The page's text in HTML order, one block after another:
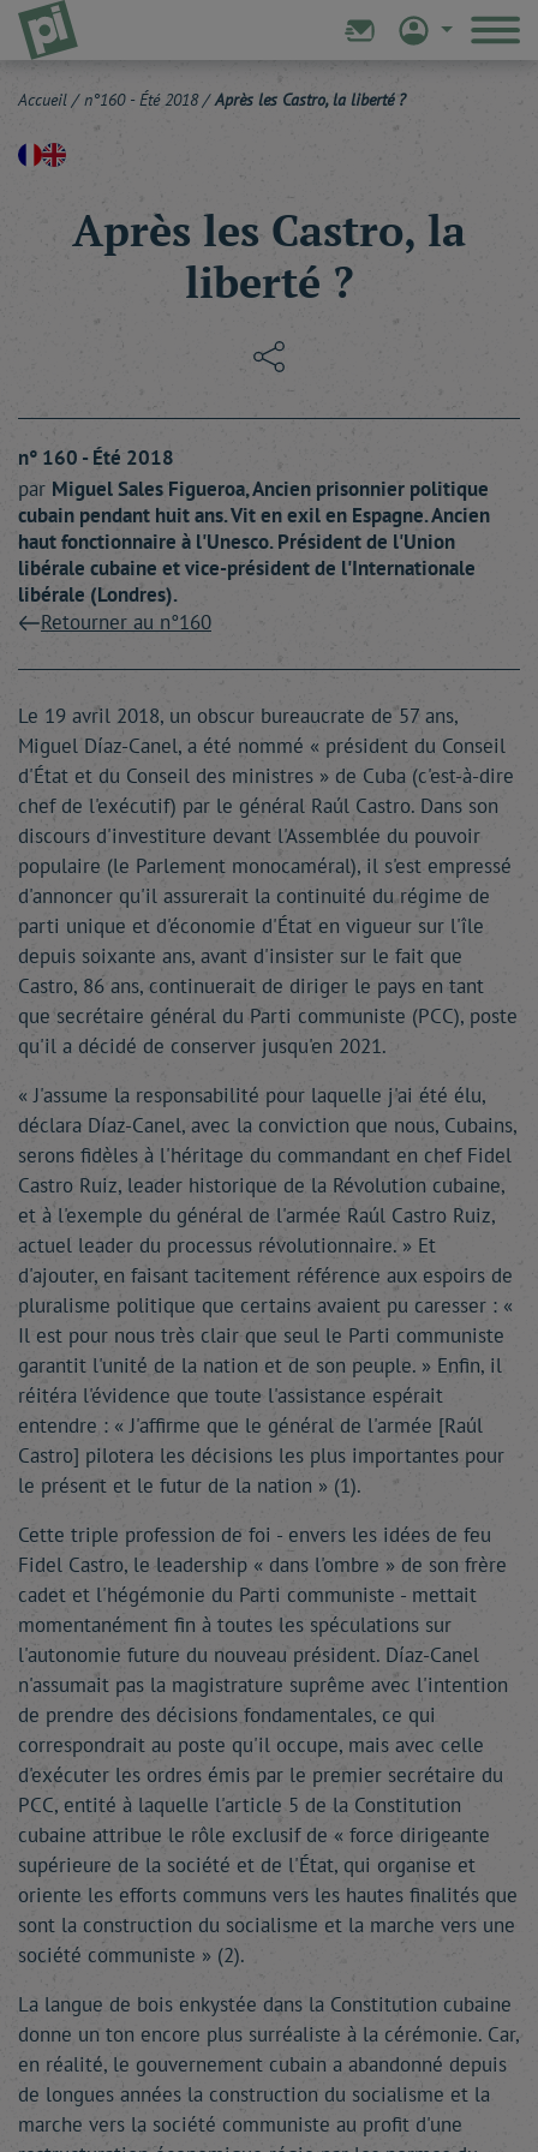
Accueil / n°160 - Été 2018/ Après les Castro, la liberté ?
Après les Castro, la
liberté ?
n° 160 - Été 2018
par Miguel Sales Figueroa, Ancien prisonnier politique
cubain pendant huit ans. Vit en exil en Espagne. Ancien
haut fonctionnaire à l'Unesco. Président de l'Union
libérale cubaine et vice-président de l'Internationale
libérale (Londres).
Retourner au n°160
Le 19 avril 2018, un obscur bureaucrate de 57 ans,
Miguel Díaz-Canel, a été nommé « président du Conseil
d'État et du Conseil des ministres » de Cuba (c'est-à-dire
chef de l'exécutif) par le général Raúl Castro. Dans son
discours d'investiture devant l'Assemblée du pouvoir
populaire (le Parlement monocaméral), il s'est empressé
d'annoncer qu'il assurerait la continuité du régime de
parti unique et d'économie d'État en vigueur sur l'île
depuis soixante ans, avant d'insister sur le fait que
Castro, 86 ans, continuerait de diriger le pays en tant
que secrétaire général du Parti communiste (PCC), poste
qu'il a décidé de conserver jusqu'en 2021.
« J'assume la responsabilité pour laquelle j'ai été élu,
déclara Díaz-Canel, avec la conviction que nous, Cubains,
serons fidèles à l'héritage du commandant en chef Fidel
Castro Ruiz, leader historique de la Révolution cubaine,
et à l'exemple du général de l'armée Raúl Castro Ruiz,
actuel leader du processus révolutionnaire. » Et
d'ajouter, en faisant tacitement référence aux espoirs de
pluralisme politique que certains avaient pu caresser : «
Il est pour nous très clair que seul le Parti communiste
garantit l'unité de la nation et de son peuple. » Enfin, il
réitéra l'évidence que toute l'assistance espérait
entendre : « J'affirme que le général de l'armée [Raúl
Castro] pilotera les décisions les plus importantes pour
le présent et le futur de la nation » (1).
Cette triple profession de foi - envers les idées de feu
Fidel Castro, le leadership « dans l'ombre » de son frère
cadet et l'hégémonie du Parti communiste - mettait
momentanément fin à toutes les spéculations sur
l'autonomie future du nouveau président. Díaz-Canel
n'assumait pas la magistrature suprême avec l'intention
de prendre des décisions fondamentales, ce qui
correspondrait au poste qu'il occupe, mais avec celle
d'exécuter les ordres émis par le premier secrétaire du
PCC, entité à laquelle l'article 5 de la Constitution
cubaine attribue le rôle exclusif de « force dirigeante
supérieure de la société et de l'État, qui organise et
oriente les efforts communs vers les hautes finalités que
sont la construction du socialisme et la marche vers une
société communiste » (2).
La langue de bois enkystée dans la Constitution cubaine
donne un ton encore plus surréaliste à la cérémonie. Car,
en réalité, le gouvernement cubain a abandonné depuis
de longues années la construction du socialisme et la
marche vers la société communiste au profit d'une